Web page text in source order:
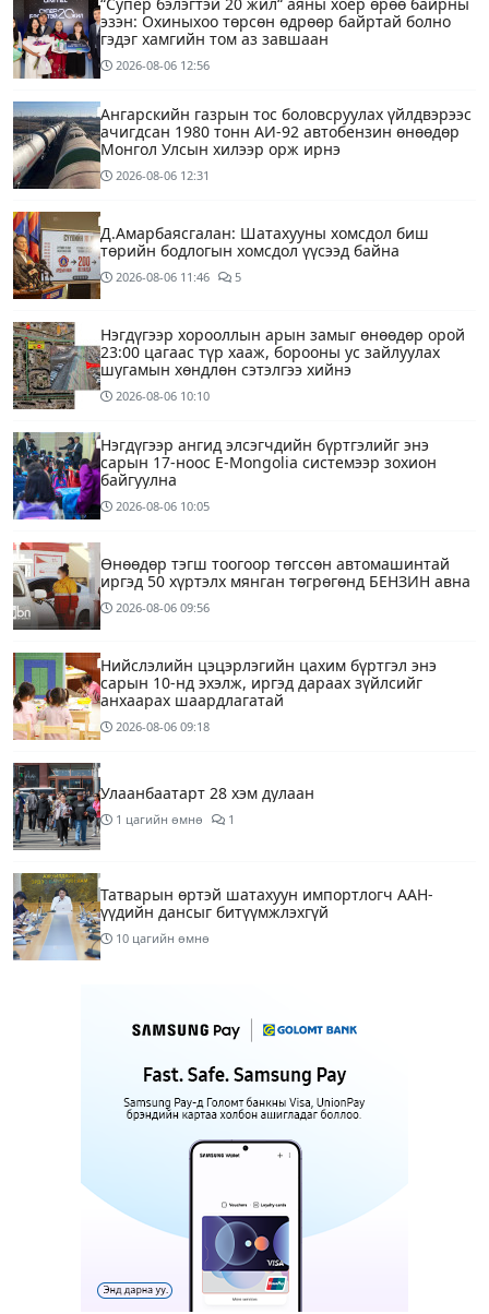
эзэн: Охиныхоо төрсөн өдрөөр байртай болно
гэдэг хамгийн том аз завшаан
2026-08-06 12:56
Ангарскийн газрын тос боловсруулах үйлдвэрээс
ачигдсан 1980 тонн АИ-92 автобензин өнөөдөр
Монгол Улсын хилээр орж ирнэ
2026-08-06 12:31
Д.Амарбаясгалан: Шатахууны хомсдол биш
төрийн бодлогын хомсдол үүсээд байна
2026-08-06 11:46 5
Нэгдүгээр хорооллын арын замыг өнөөдөр орой
23:00 цагаас түр хааж, борооны ус зайлуулах
шугамын хөндлөн сэтэлгээ хийнэ
2026-08-06 10:10
Нэгдүгээр ангид элсэгчдийн бүртгэлийг энэ
сарын 17-ноос E-Mongolia системээр зохион
байгуулна
2026-08-06 10:05
Өнөөдөр тэгш тоогоор төгссөн автомашинтай
иргэд 50 хүртэлх мянган төгрөгөнд БЕНЗИН авна
2026-08-06 09:56
Нийслэлийн цэцэрлэгийн цахим бүртгэл энэ
сарын 10-нд эхэлж, иргэд дараах зүйлсийг
анхаарах шаардлагатай
2026-08-06 09:18
Улаанбаатарт 28 хэм дулаан
1 цагийн өмнө 1
Татварын өртэй шатахуун импортлогч ААН-
үүдийн дансыг битүүмжлэхгүй
10 цагийн өмнө
үүлтэй
Шатахууны хомсдолтой холбогдуулан онцын
шаардлагагүй бол Монгол Улсад аялахгүй байхыг
АНУ-ын ЭСЯ-наас зөвлөжээ
“Аяллын газрын зураг”-ийн хэвлэмэл хувилбар
Голомт банкны салбаруудад түгээгдлээ
15 цагийн өмнө 1